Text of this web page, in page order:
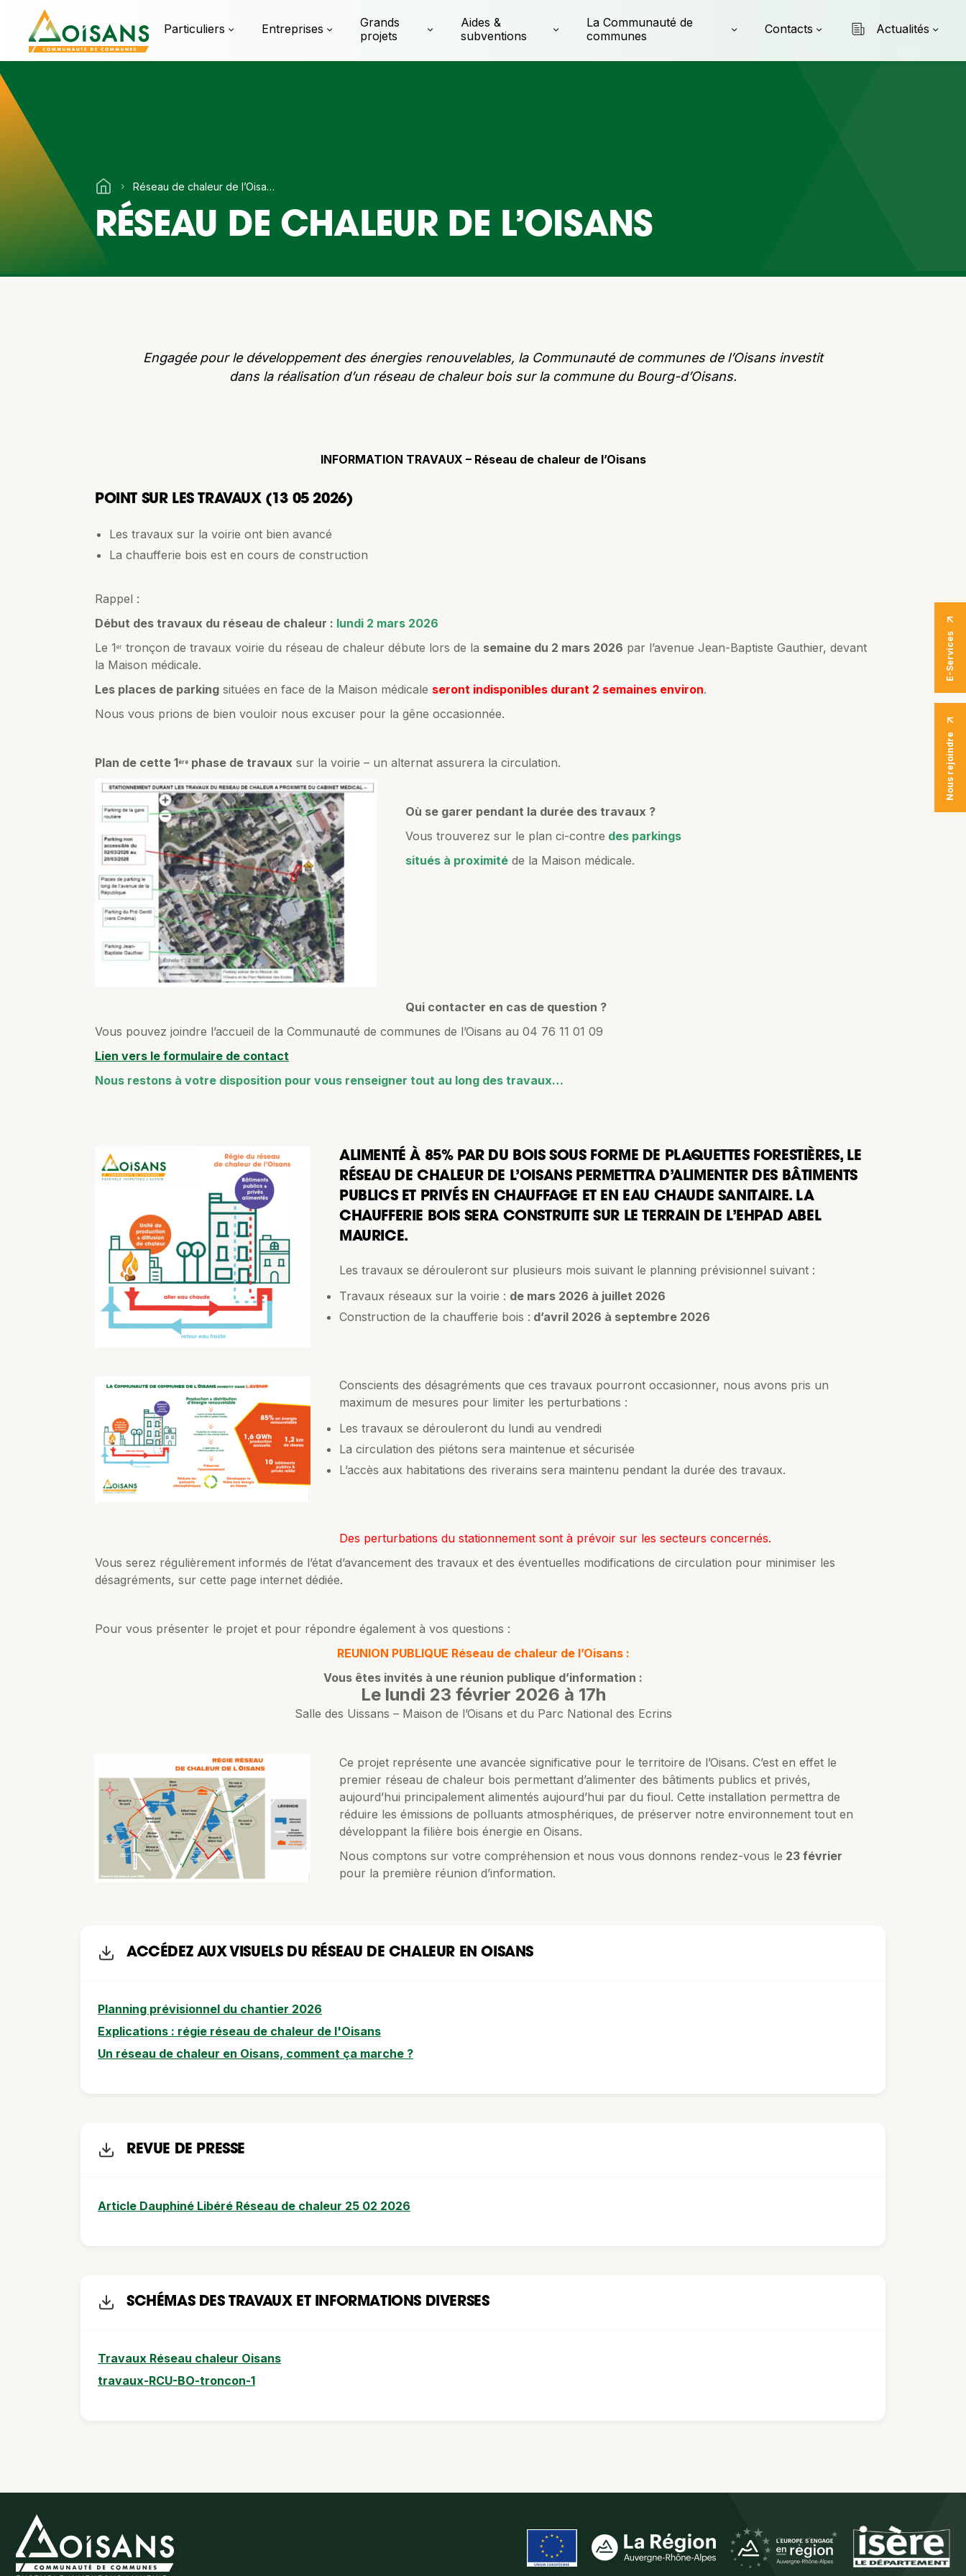
Particuliers Entreprises
Grands
projets
Aides &
subventions
La Communauté de
communes
Contacts Actualités
E-Services
Nous rejoindre
› Réseau de chaleur de l’Oisans
RÉSEAU DE CHALEUR DE L’OISANS
Engagée pour le développement des énergies renouvelables, la Communauté de communes de l’Oisans investit
dans la réalisation d’un réseau de chaleur bois sur la commune du Bourg-d’Oisans.
INFORMATION TRAVAUX – Réseau de chaleur de l’Oisans
POINT SUR LES TRAVAUX (13 05 2026)
Les travaux sur la voirie ont bien avancé
La chaufferie bois est en cours de construction
Rappel :
Début des travaux du réseau de chaleur : lundi 2 mars 2026
Le 1 er tronçon de travaux voirie du réseau de chaleur débute lors de la semaine du 2 mars 2026 par l’avenue Jean-Baptiste Gauthier, devant
la Maison médicale.
Les places de parking situées en face de la Maison médicale seront indisponibles durant 2 semaines environ.
Nous vous prions de bien vouloir nous excuser pour la gêne occasionnée.
Plan de cette 1ère phase de travaux sur la voirie – un alternat assurera la circulation.
Où se garer pendant la durée des travaux ?
Vous trouverez sur le plan ci-contre des parkings
situés à proximité de la Maison médicale.
Qui contacter en cas de question ?
Vous pouvez joindre l’accueil de la Communauté de communes de l’Oisans au 04 76 11 01 09
Lien vers le formulaire de contact
Nous restons à votre disposition pour vous renseigner tout au long des travaux…
ALIMENTÉ À 85% PAR DU BOIS SOUS FORME DE PLAQUETTES FORESTIÈRES, LE
RÉSEAU DE CHALEUR DE L’OISANS PERMETTRA D’ALIMENTER DES BÂTIMENTS
PUBLICS ET PRIVÉS EN CHAUFFAGE ET EN EAU CHAUDE SANITAIRE. LA
CHAUFFERIE BOIS SERA CONSTRUITE SUR LE TERRAIN DE L’EHPAD ABEL
MAURICE.
Les travaux se dérouleront sur plusieurs mois suivant le planning prévisionnel suivant :
Travaux réseaux sur la voirie : de mars 2026 à juillet 2026
Construction de la chaufferie bois : d’avril 2026 à septembre 2026
Conscients des désagréments que ces travaux pourront occasionner, nous avons pris un
maximum de mesures pour limiter les perturbations :
Les travaux se dérouleront du lundi au vendredi
La circulation des piétons sera maintenue et sécurisée
L’accès aux habitations des riverains sera maintenu pendant la durée des travaux.
Des perturbations du stationnement sont à prévoir sur les secteurs concernés.
Vous serez régulièrement informés de l’état d’avancement des travaux et des éventuelles modifications de circulation pour minimiser les
désagréments, sur cette page internet dédiée.
Pour vous présenter le projet et pour répondre également à vos questions :
REUNION PUBLIQUE Réseau de chaleur de l’Oisans :
Vous êtes invités à une réunion publique d’information :
Le lundi 23 février 2026 à 17h
Salle des Uissans – Maison de l’Oisans et du Parc National des Ecrins
Ce projet représente une avancée significative pour le territoire de l’Oisans. C’est en effet le
premier réseau de chaleur bois permettant d’alimenter des bâtiments publics et privés,
aujourd’hui principalement alimentés aujourd’hui par du fioul. Cette installation permettra de
réduire les émissions de polluants atmosphériques, de préserver notre environnement tout en
développant la filière bois énergie en Oisans.
Nous comptons sur votre compréhension et nous vous donnons rendez-vous le 23 février
pour la première réunion d’information.
ACCÉDEZ AUX VISUELS DU RÉSEAU DE CHALEUR EN OISANS
Planning prévisionnel du chantier 2026
Explications : régie réseau de chaleur de l'Oisans
Un réseau de chaleur en Oisans, comment ça marche ?
REVUE DE PRESSE
Article Dauphiné Libéré Réseau de chaleur 25 02 2026
SCHÉMAS DES TRAVAUX ET INFORMATIONS DIVERSES
Travaux Réseau chaleur Oisans
travaux-RCU-BO-troncon-1